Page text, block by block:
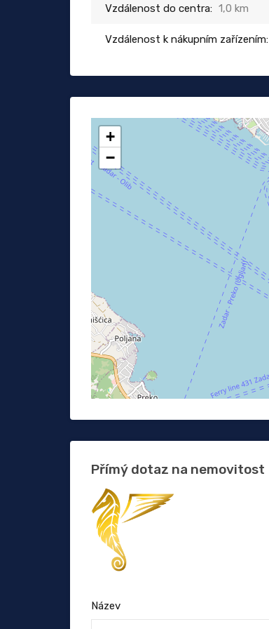
Vzdálenost do centra: 1,0 km
Vzdálenost k nákupním zařízením:
+
−
Přímý dotaz na nemovitost
Název